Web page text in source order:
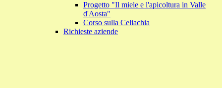
Progetto "Il miele e l'apicoltura in Valle
d'Aosta"
Corso sulla Celiachia
Richieste aziende